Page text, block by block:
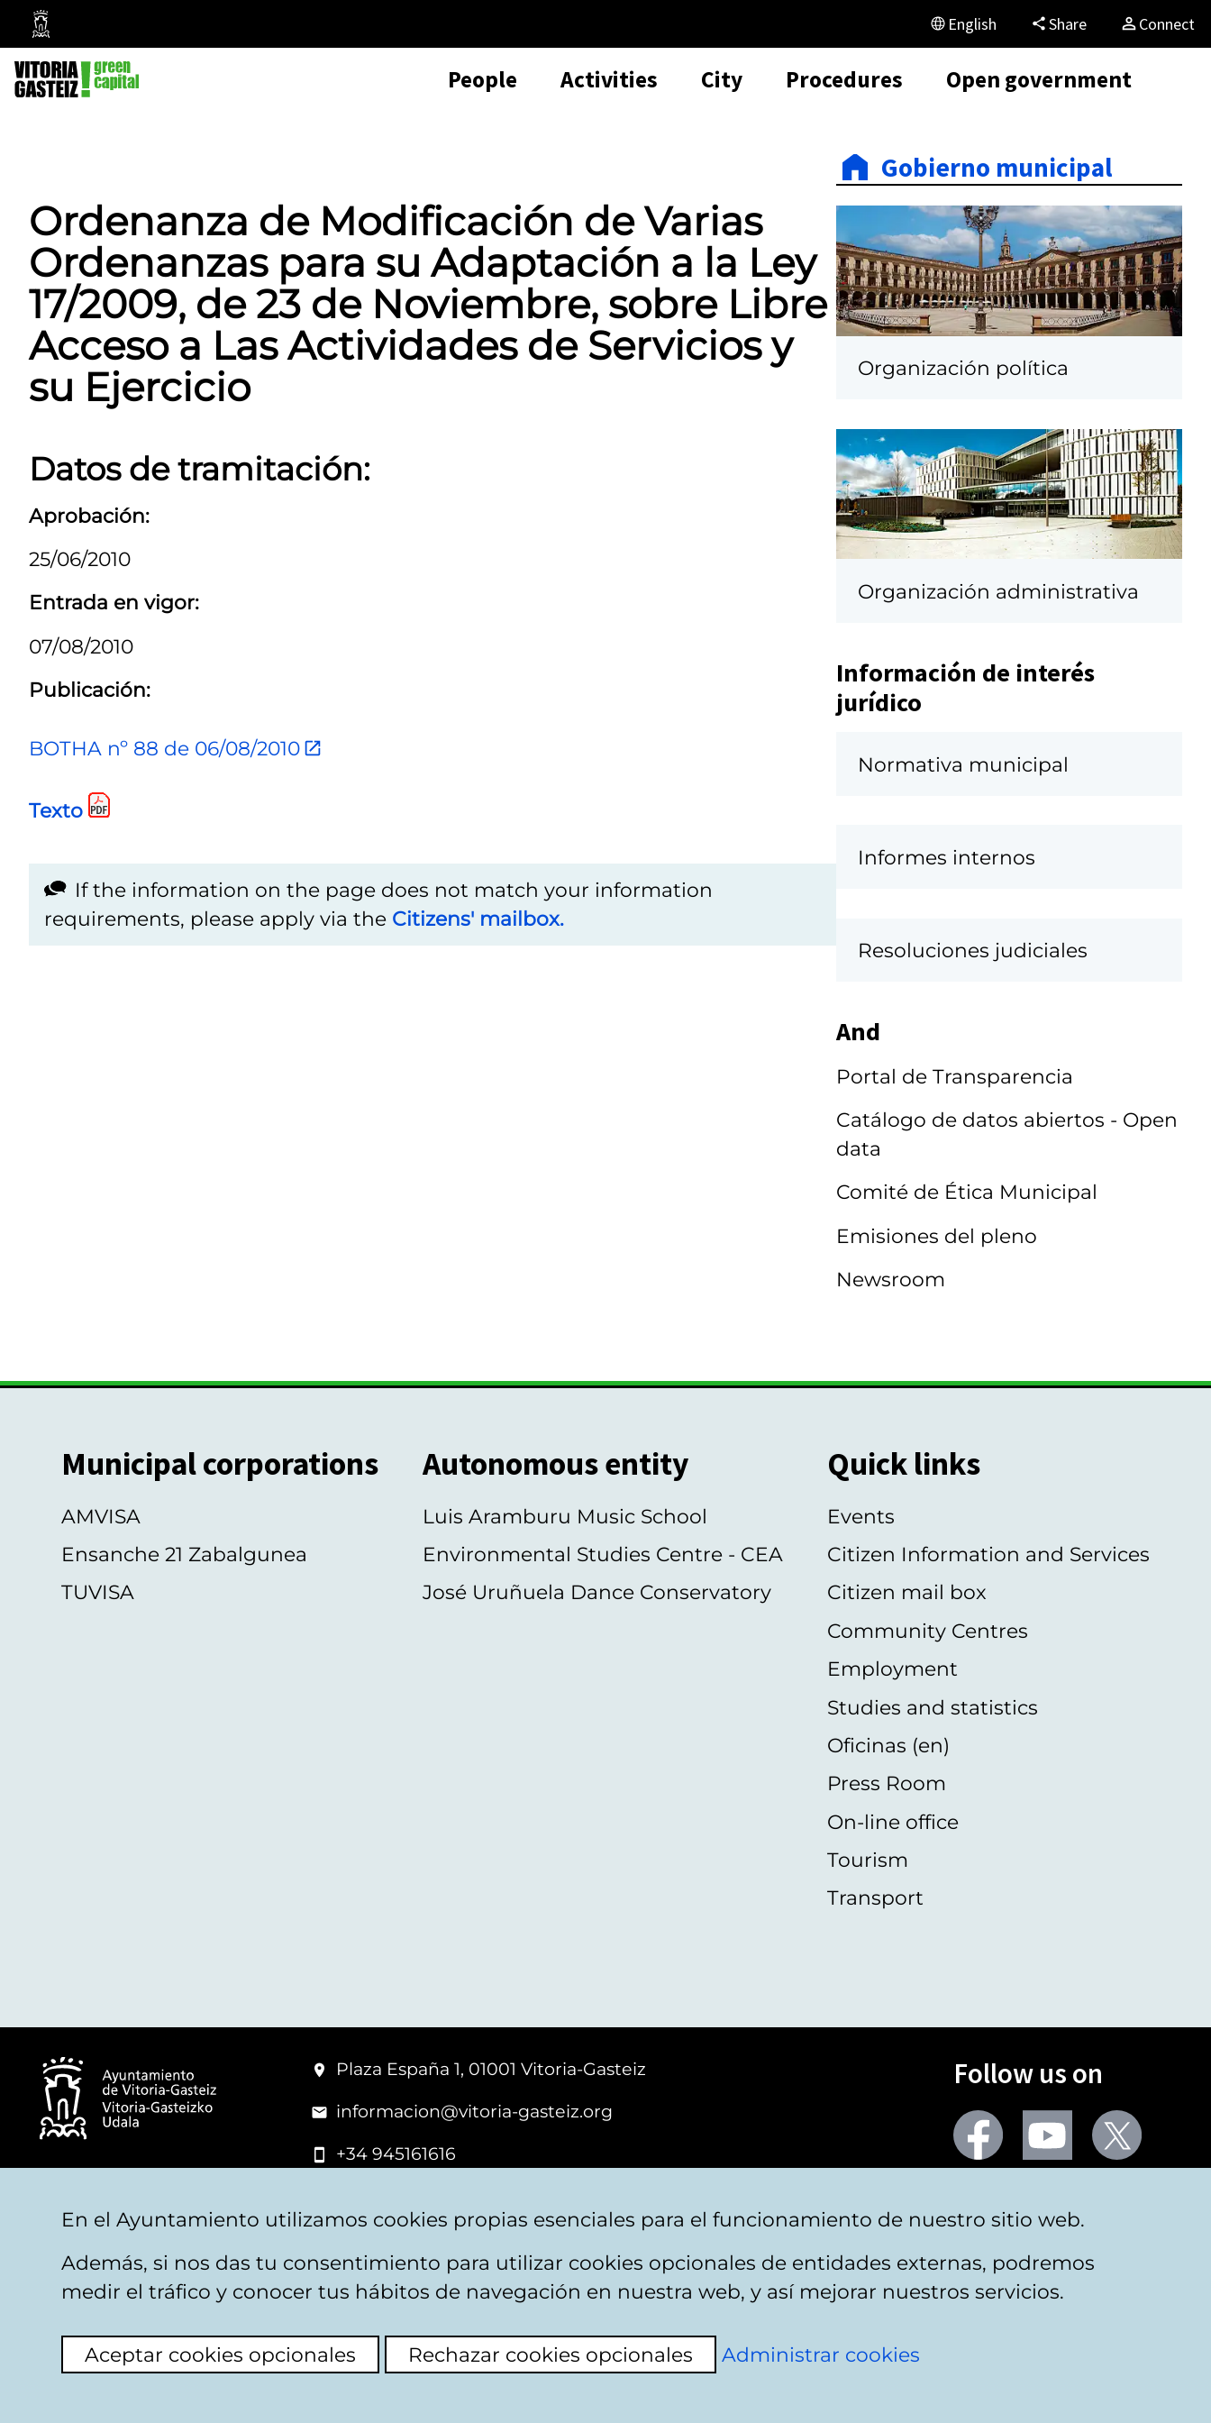
Vitoria-
Gasteiz
City
Council
English Share Connect
People Activities City Procedures Open government
Ordenanza de Modificación de Varias
Ordenanzas para su Adaptación a la Ley
17/2009, de 23 de Noviembre, sobre Libre
Acceso a Las Actividades de Servicios y
su Ejercicio
Datos de tramitación:
Aprobación:
25/06/2010
Entrada en vigor:
07/08/2010
Publicación:
BOTHA nº 88 de 06/08/2010
Texto
If the information on the page does not match your information
requirements, please apply via the Citizens' mailbox.
Gobierno municipal
Organización política
Organización administrativa
Información de interés
jurídico
Normativa municipal
Informes internos
Resoluciones judiciales
And
Portal de Transparencia
Catálogo de datos abiertos - Open
data
Comité de Ética Municipal
Emisiones del pleno
Newsroom
Municipal corporations
AMVISA
Ensanche 21 Zabalgunea
TUVISA
Autonomous entity
Luis Aramburu Music School
Environmental Studies Centre - CEA
José Uruñuela Dance Conservatory
Quick links
Events
Citizen Information and Services
Citizen mail box
Community Centres
Employment
Studies and statistics
Oficinas (en)
Press Room
On-line office
Tourism
Transport
Plaza España 1, 01001 Vitoria-Gasteiz
informacion@vitoria-gasteiz.org
+34 945161616
Follow us on
Facebook Youtube
Legal warning Privacy Politica de cookies Website map Accessibility Contact
En el Ayuntamiento utilizamos cookies propias esenciales para el funcionamiento de nuestro sitio web.
Además, si nos das tu consentimiento para utilizar cookies opcionales de entidades externas, podremos
medir el tráfico y conocer tus hábitos de navegación en nuestra web, y así mejorar nuestros servicios.
Aceptar cookies opcionales Rechazar cookies opcionales Administrar cookies